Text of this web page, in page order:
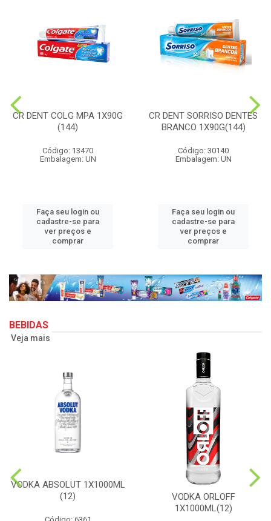
CR DENT COLG MPA 1X90G
(144)
Código: 13470
Embalagem: UN
Faça seu login ou
cadastre-se para
ver preços e
comprar
CR DENT SORRISO DENTES
BRANCO 1X90G(144)
Código: 30140
Embalagem: UN
Faça seu login ou
cadastre-se para
ver preços e
comprar
BEBIDAS
Veja mais
VODKA ABSOLUT 1X1000ML
(12)
VODKA ORLOFF
1X1000ML(12)